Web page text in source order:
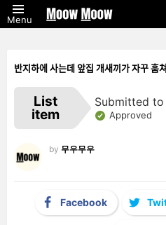
Menu
반지하에 사는데 앞집 개새끼가 자꾸
List
item
Submitted to
Approved
by 무우무우
Facebook